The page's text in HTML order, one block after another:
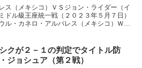
ス（メキシコ）ＶＳジョン・ライダー（イ
ドル級王座統一戦（２０２３年５月７日）
ル・カネロ・アルバレス（メキシコ）ＷＢ
クが２－１の判定でタイトル防
ョシュア（第２戦）